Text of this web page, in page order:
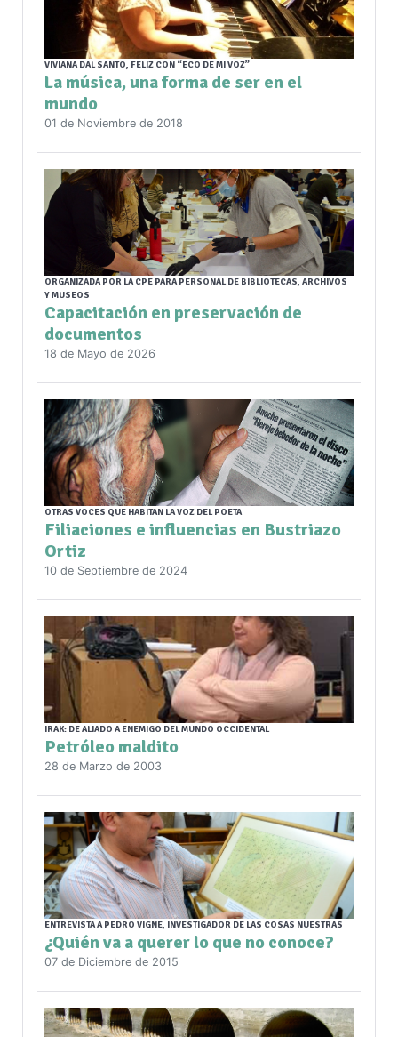
VIVIANA DAL SANTO, FELIZ CON “ECO DE MI VOZ”
La música, una forma de ser en el
mundo
01 de Noviembre de 2018
ORGANIZADA POR LA CPE PARA PERSONAL DE BIBLIOTECAS, ARCHIVOS
Y MUSEOS
Capacitación en preservación de
documentos
18 de Mayo de 2026
OTRAS VOCES QUE HABITAN LA VOZ DEL POETA
Filiaciones e influencias en Bustriazo
Ortiz
10 de Septiembre de 2024
IRAK: DE ALIADO A ENEMIGO DEL MUNDO OCCIDENTAL
Petróleo maldito
28 de Marzo de 2003
ENTREVISTA A PEDRO VIGNE, INVESTIGADOR DE LAS COSAS NUESTRAS
¿Quién va a querer lo que no conoce?
07 de Diciembre de 2015